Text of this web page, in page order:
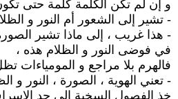
و إن لم تكن الكلمة كلمة حتى
- تشير إلى الشعور أم النور و
- هذا غريب ، إلى ماذا تشير الصورة
في فوضى النور و الظلام هذه ،
فالهرم بلا مراجع و المومياءات
- تعني الهوية ، الصورة ، النور و
خذ الفصول السخية إلى حد